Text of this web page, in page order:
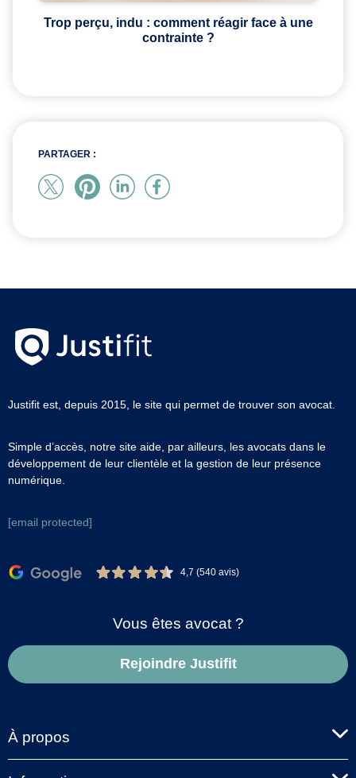
Trop perçu, indu : comment réagir face à une
contrainte ?
PARTAGER :
Justifit est, depuis 2015, le site qui permet de trouver son avocat.
Simple d’accès, notre site aide, par ailleurs, les avocats dans le
développement de leur clientèle et la gestion de leur présence
numérique.
[email protected]
4,7 (540 avis)
Vous êtes avocat ?
Rejoindre Justifit
À propos